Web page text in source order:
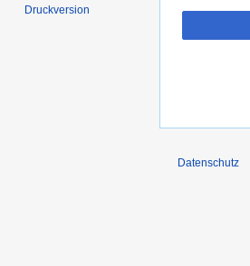
Druckversion
Datenschutz